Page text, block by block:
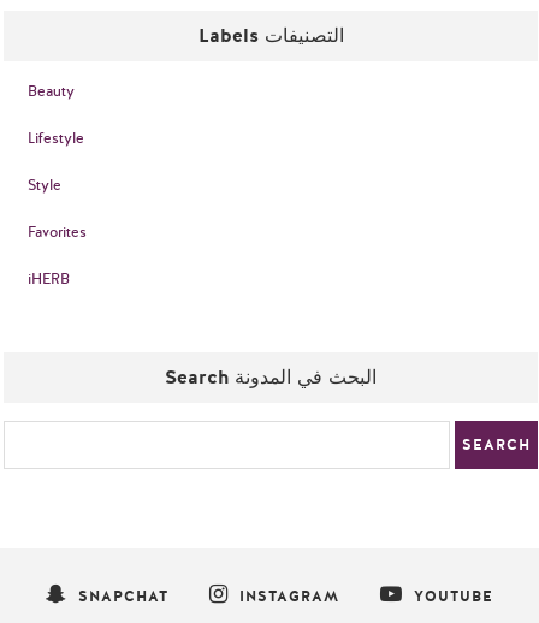
Labels التصنيفات
Beauty
Lifestyle
Style
Favorites
iHERB
Search البحث في المدونة
SNAPCHAT INSTAGRAM YOUTUBE